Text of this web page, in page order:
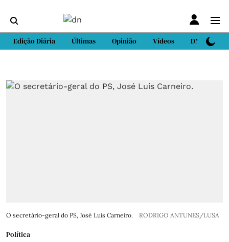
Edição Diária Últimas Opinião Vídeos DN Sport
O secretário-geral do PS, José Luís Carneiro. RODRIGO ANTUNES/LUSA
Política